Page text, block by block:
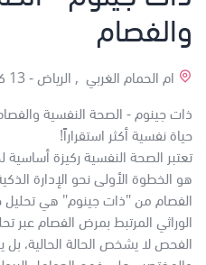
والفصام
ام الحمام الغربي , الرياض -13 كم
ذات جينوم - الصحة النفسية
حياة نفسية أكثر استقراراً!
تعتبر الصحة النفسية ركيزة أساسية
هو الخطوة الأولى نحو الإدارة
الفصام من "ذات جينوم" هي تحليل
الفحص لا يشخص الحالة الحالية، بل